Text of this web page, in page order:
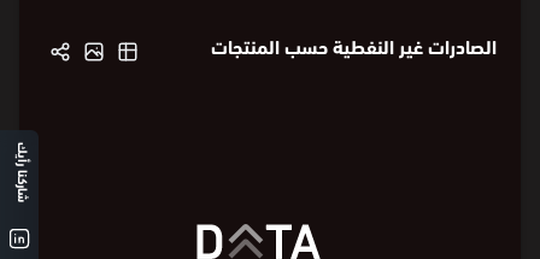
الصادرات غير النفطية حسب المنتجات
شاركنا رأيك